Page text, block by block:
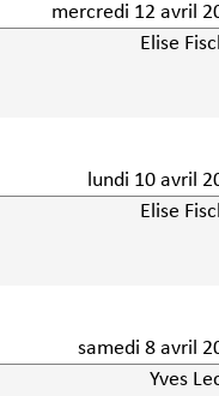
mercredi 12 avril
Elise
lundi 10 avril
Elise
samedi 8
Yves